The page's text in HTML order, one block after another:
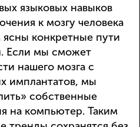
языковых навыков
к мозгу человека
конкретные пути
Если мы сможет
нашего мозга с
имплантатов, мы
собственные
на компьютер. Таким